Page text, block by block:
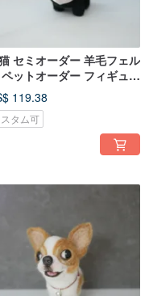
セミオーダー 羊毛フェル
ペットオーダー フィギュア
猫シリーズ カスタム
119.38
タム可